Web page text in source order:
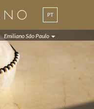
PT
Emiliano São Paulo